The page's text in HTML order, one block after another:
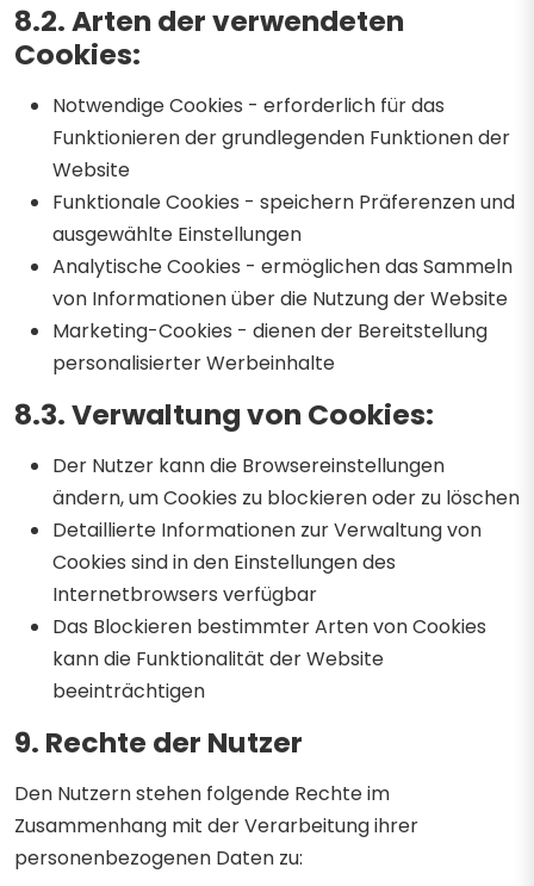
8.2. Arten der verwendeten
Cookies:
Notwendige Cookies - erforderlich für das
Funktionieren der grundlegenden Funktionen der
Website
Funktionale Cookies - speichern Präferenzen und
ausgewählte Einstellungen
Analytische Cookies - ermöglichen das Sammeln
von Informationen über die Nutzung der Website
Marketing-Cookies - dienen der Bereitstellung
personalisierter Werbeinhalte
8.3. Verwaltung von Cookies:
Der Nutzer kann die Browsereinstellungen
ändern, um Cookies zu blockieren oder zu löschen
Detaillierte Informationen zur Verwaltung von
Cookies sind in den Einstellungen des
Internetbrowsers verfügbar
Das Blockieren bestimmter Arten von Cookies
kann die Funktionalität der Website
beeinträchtigen
9. Rechte der Nutzer
Den Nutzern stehen folgende Rechte im
Zusammenhang mit der Verarbeitung ihrer
personenbezogenen Daten zu: